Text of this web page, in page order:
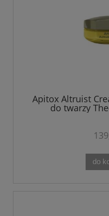
Apitox Altruist
do twarzy
do